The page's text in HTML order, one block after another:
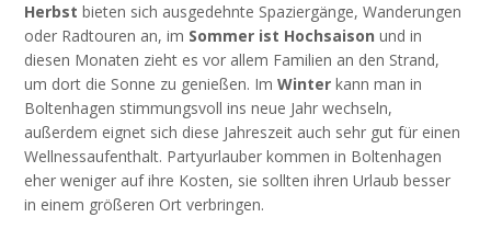
Herbst bieten sich ausgedehnte Spaziergänge, Wanderungen
oder Radtouren an, im Sommer ist Hochsaison und in
diesen Monaten zieht es vor allem Familien an den Strand,
um dort die Sonne zu genießen. ImWinter kann man in
Boltenhagen stimmungsvoll ins neue Jahr wechseln,
außerdem eignet sich diese Jahreszeit auch sehr gut für einen
Wellnessaufenthalt. Partyurlauber kommen in Boltenhagen
eher weniger auf ihre Kosten, sie sollten ihren Urlaub besser
in einem größeren Ort verbringen.